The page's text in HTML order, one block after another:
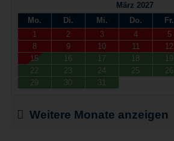
März 2027
Mo.
Di. Mi. Do. Fr.
1
2 3 4 5
8
9 10 11 12
15
16 17 18 19
22
23 24 25 26
29
30 31
Weitere Monate anzeigen